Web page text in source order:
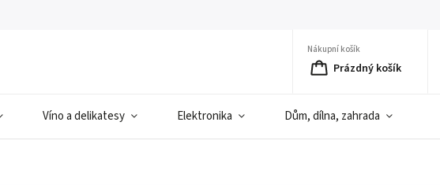
Nákupní košík
Prázdný košík
Víno a delikatesy Elektronika Dům, dílna, zahrada